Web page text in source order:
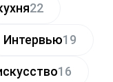
22
Интервью19
16